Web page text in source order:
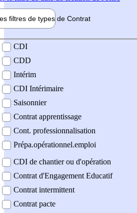
filtres de types de Contrat
contrat
CDI
CDD
Intérim
CDI Intérimaire
Saisonnier
Contrat apprentissage
Cont. professionnalisation
Prépa.opérationnel.emploi
CDI de chantier ou d'opération
Contrat d'Engagement Educatif
Contrat intermittent
Contrat pacte